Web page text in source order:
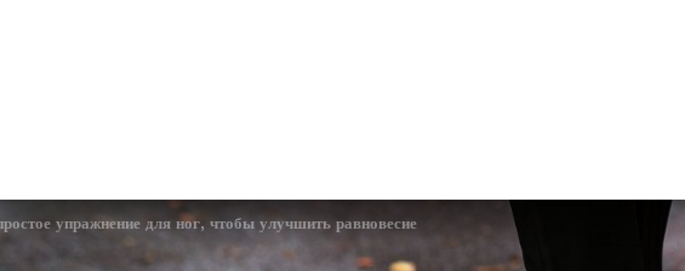
упражнение для ног, чтобы улучшить равновесие